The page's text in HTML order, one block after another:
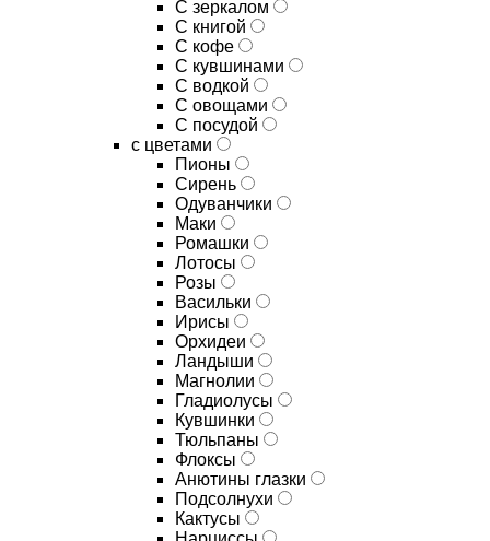
C зеркалом
C книгой
C кофе
C кувшинами
C водкой
C овощами
C посудой
с цветами
Пионы
Сирень
Одуванчики
Маки
Ромашки
Лотосы
Розы
Васильки
Ирисы
Орхидеи
Ландыши
Магнолии
Гладиолусы
Кувшинки
Тюльпаны
Флоксы
Анютины глазки
Подсолнухи
Кактусы